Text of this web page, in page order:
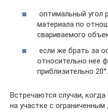
оптимальный угол
материала по
свариваемого
если же брать за
относительно нее
приблизительно 20°.
Встречаются случаи,
на участке с